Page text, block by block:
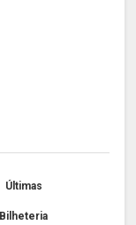
Últimas
Bilheteria